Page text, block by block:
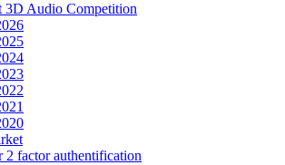
3D Audio Competition
2 factor authentification